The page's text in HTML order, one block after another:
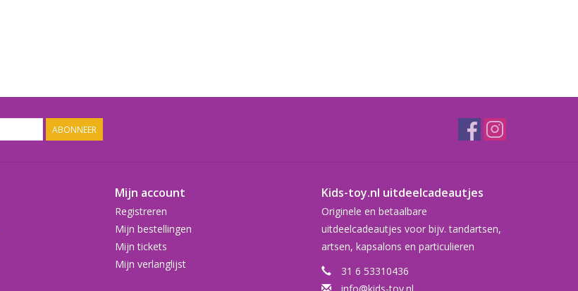
ABONNEER
Mijn account
Registreren
Mijn bestellingen
Mijn tickets
Mijn verlanglijst
Kids-toy.nl uitdeelcadeautjes
Originele en betaalbare
uitdeelcadeautjes voor bijv. tandartsen,
artsen, kapsalons en particulieren
31 6 53310436